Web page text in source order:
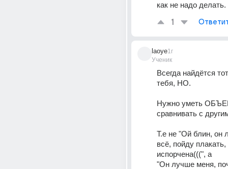
как не надо делать.
1
laoye
Ученик
1г
Всегда найдётся
тебя, НО.
Нужно уметь
сравнивать с
Т.е не "Ой блин, он
всё, пойду
испорчена(((", а
"Он лучше меня,